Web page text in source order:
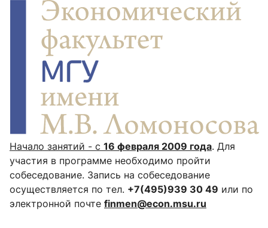
Начало занятий - с 16 февраля 2009 года. Для
участия в программе необходимо пройти
собеседование. Запись на собеседование
осуществляется по тел. +7(495)939 30 49 или по
электронной почте finmen@econ.msu.ru